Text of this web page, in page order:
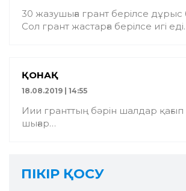
30 жазушыға грант берілсе дұрыс
Сол грант жастарға берілсе игі еді.
ҚОНАҚ
18.08.2019 | 14:55
Иии гранттың бәрін шалдар қағып
шығар…
ПІКІР ҚОСУ